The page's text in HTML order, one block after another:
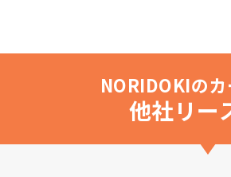
NORIDOKIの
他社リー